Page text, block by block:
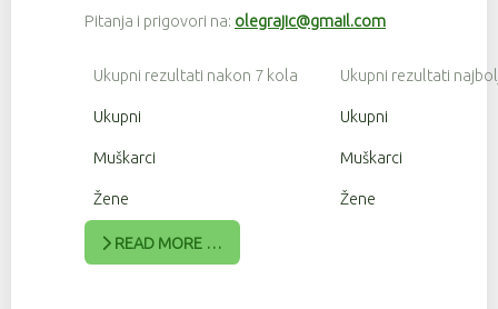
Pitanja i prigovori na: olegrajic@gmail.com
Ukupni rezultati nakon 7 kola Ukupni rezultati
Ukupni Ukupni
Muškarci Muškarci
Žene Žene
READ MORE …